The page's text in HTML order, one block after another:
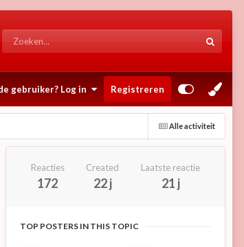
gebruiker? Log in Registreren
Alle activiteit
Reacties
172
Created
22 j
Laatste reactie
21 j
TOP POSTERS IN THIS TOPIC